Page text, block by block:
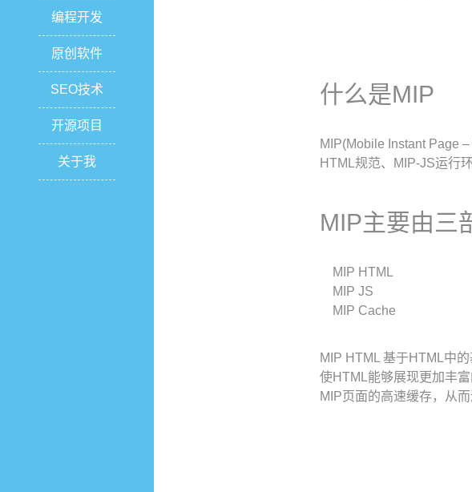
编程开发
原创软件
SEO技术
开源项目
关于我
什么是MIP
MIP(Mobile Instant Page
HTML规范、MIP-JS运行
MIP主要由三
MIP HTML
MIP JS
MIP Cache
MIP HTML 基于HTML中
使HTML能够展现更加丰
MIP页面的高速缓存，从